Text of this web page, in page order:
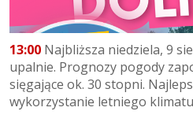
13:00 Najbliższa niedziela, 9
upalnie. Prognozy pogody
sięgające ok. 30 stopni.
wykorzystanie letniego